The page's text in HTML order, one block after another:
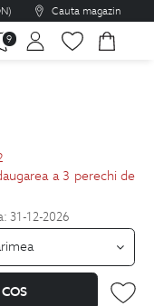
Cauta magazin
9
a 3 perechi de
31-12-2026